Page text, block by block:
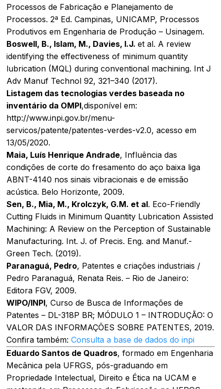
Processos de Fabricação e Planejamento de
Processos. 2ª Ed. Campinas, UNICAMP, Processos
Produtivos em Engenharia de Produção – Usinagem.
Boswell, B., Islam, M., Davies, I.J. et al. A review
identifying the effectiveness of minimum quantity
lubrication (MQL) during conventional machining. Int J
Adv Manuf Technol 92, 321–340 (2017).
Listagem das tecnologias verdes baseada no
inventário da OMPI,disponível em:
http://www.inpi.gov.br/menu-
servicos/patente/patentes-verdes-v2.0, acesso em
13/05/2020.
Maia, Luís Henrique Andrade, Influência das
condições de corte do fresamento do aço baixa liga
ABNT-4140 nos sinais vibracionais e de emissão
acústica. Belo Horizonte, 2009.
Sen, B., Mia, M., Krolczyk, G.M. et al. Eco-Friendly
Cutting Fluids in Minimum Quantity Lubrication Assisted
Machining: A Review on the Perception of Sustainable
Manufacturing. Int. J. of Precis. Eng. and Manuf.-
Green Tech. (2019).
Paranaguá, Pedro, Patentes e criações industriais /
Pedro Paranaguá, Renata Reis. – Rio de Janeiro:
Editora FGV, 2009.
WIPO/INPI, Curso de Busca de Informações de
Patentes – DL-318P BR; MÓDULO 1 – INTRODUÇÃO: O
VALOR DAS INFORMAÇÕES SOBRE PATENTES, 2019.
Confira também: Consulta a base de dados do inpi
Eduardo Santos de Quadros, formado em Engenharia
Mecânica pela UFRGS, pós-graduando em
Propriedade Intelectual, Direito e Ética na UCAM e